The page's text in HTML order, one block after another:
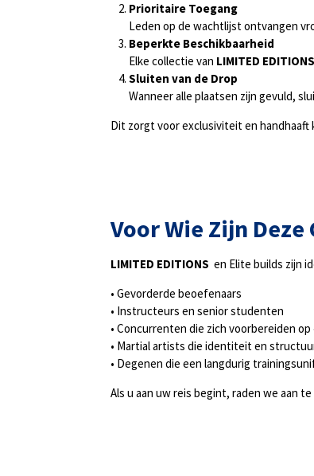
Prioritaire Toegang
Leden op de wachtlijst ontvangen
Beperkte Beschikbaarheid
Elke collectie van LIMITED EDITIONS
Sluiten van de Drop
Wanneer alle plaatsen zijn gevuld,
Dit zorgt voor exclusiviteit en handhaaft
Voor Wie Zijn
LIMITED EDITIONS en Elite builds zijn
• Gevorderde beoefenaars
• Instructeurs en senior studenten
• Concurrenten die zich voorbereiden
• Martial artists die identiteit en
• Degenen die een langdurig
Als u aan uw reis begint, raden we aan